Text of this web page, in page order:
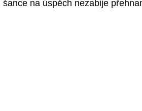
šance na úspěch nezabije